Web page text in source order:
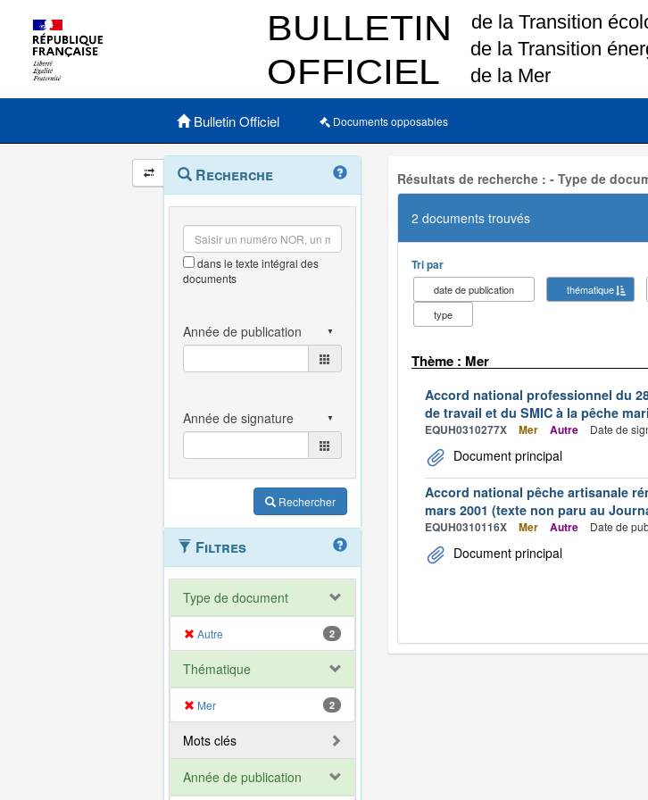
Menu principal
Bulletin Officiel Documents opposables
Navigation
et
outils
annexes
Menu
contextuel
Recherche
dans le texte intégral des
documents
Rechercher
Filtres
Type de document
Autre 2
Thématique
Mer 2
Mots clés
Année de publication
Résultats de recherche : - Type de
2 documents trouvés
Tri par
date de publication thématique
type
Thème : Mer
Accord national professionnel du
de travail et du SMIC à la pêche
EQUH0310277X Mer Autre Date de
Document principal
Accord national pêche artisanale
mars 2001 (texte non paru au
EQUH0310116X Mer Autre Date de
Document principal